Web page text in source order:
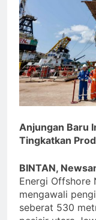
Anjungan Baru
Tingkatkan
BINTAN,
Energi Offshore
mengawali
seberat 530